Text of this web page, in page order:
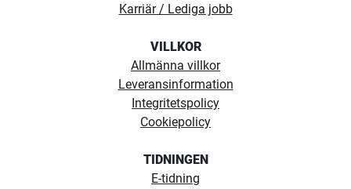
Karriär / Lediga jobb
VILLKOR
Allmänna villkor
Leveransinformation
Integritetspolicy
Cookiepolicy
TIDNINGEN
E-tidning